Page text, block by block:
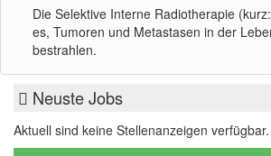
Die Selektive Interne Radiotherapie
es, Tumoren und Metastasen in der
bestrahlen.
Neuste Jobs
Aktuell sind keine Stellenanzeigen verfügbar.